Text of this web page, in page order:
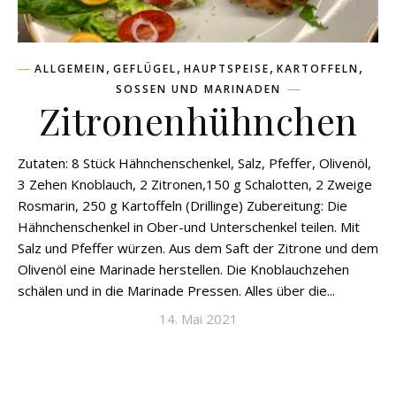
ALLGEMEIN, GEFLÜGEL, HAUPTSPEISE, KARTOFFELN,
SOSSEN UND MARINADEN
Zitronenhühnchen
Zutaten: 8 Stück Hähnchenschenkel, Salz, Pfeffer, Olivenöl,
3 Zehen Knoblauch, 2 Zitronen,150 g Schalotten, 2 Zweige
Rosmarin, 250 g Kartoffeln (Drillinge) Zubereitung: Die
Hähnchenschenkel in Ober-und Unterschenkel teilen. Mit
Salz und Pfeffer würzen. Aus dem Saft der Zitrone und dem
Olivenöl eine Marinade herstellen. Die Knoblauchzehen
schälen und in die Marinade Pressen. Alles über die...
14. Mai 2021